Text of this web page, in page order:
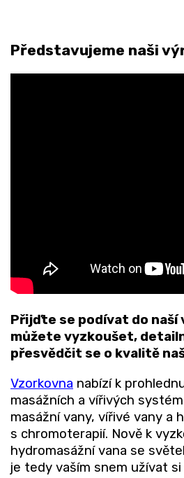
Představujeme naši
Přijďte se podívat do naší
můžete vyzkoušet,
přesvědčit se o kvalitě
Vzorkovna nabízí k
masážních a vířivých
masážní vany, vířivé vany a
s chromoterapií. Nově k
hydromasážní vana se
je tedy vaším snem užívat